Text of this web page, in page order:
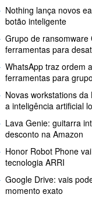
Nothing lança novos
botão inteligente
Grupo de
ferramentas para
WhatsApp traz ordem
ferramentas para
Novas workstations
a inteligência artificial
Lava Genie: guitarra
desconto na Amazon
Honor Robot Phone
tecnologia ARRI
Google Drive: vais
momento exato